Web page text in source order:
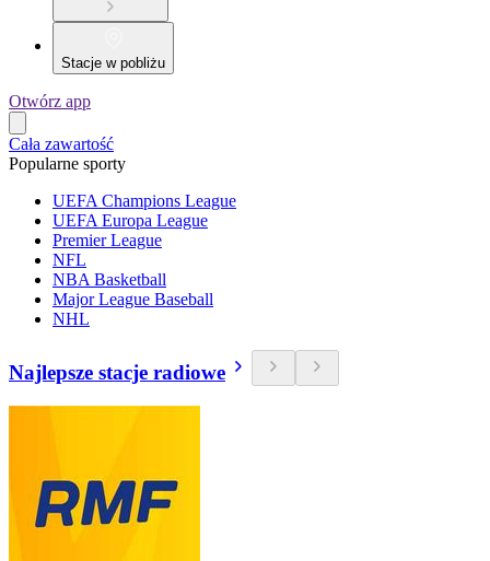
Stacje w pobliżu
Otwórz app
Cała zawartość
Popularne sporty
UEFA Champions League
UEFA Europa League
Premier League
NFL
NBA Basketball
Major League Baseball
NHL
Najlepsze stacje radiowe